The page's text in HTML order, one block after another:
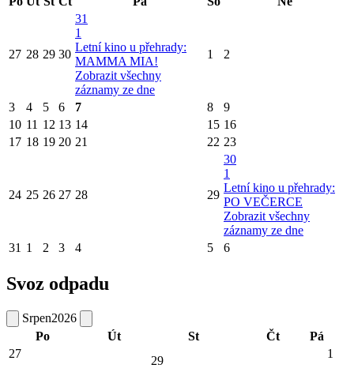
27 28 29 30
31
1
Letní kino u přehrady:
MAMMA MIA!
Zobrazit všechny
záznamy ze dne
1 2
3 4 5 6 7 8
9
10 11 12 13 14 15 16
17 18 19 20 21 22 23
24 25 26 27 28 29
30
1
Letní kino u přehrady:
PO VEČERCE
Zobrazit všechny
záznamy ze dne
31 1 2 3 4 5 6
Svoz odpadu
Srpen2026
Po
Út St Čt
Pá
27
29
1